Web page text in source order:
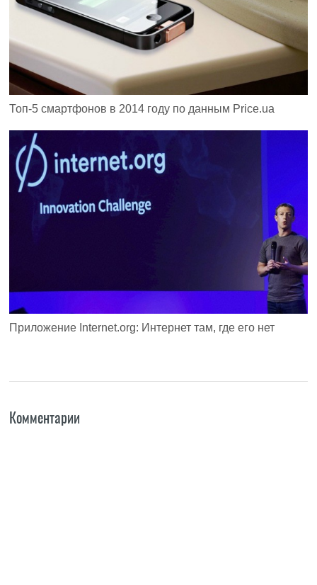
Топ-5 смартфонов в 2014 году по данным Price.ua
Приложение Internet.org: Интернет там, где его нет
Комментарии